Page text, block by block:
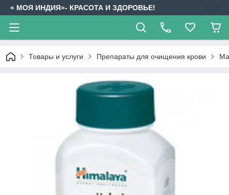
« МОЯ ИНДИЯ»- КРАСОТА И ЗДОРОВЬЕ!
Товары и услуги Препараты для очищения крови